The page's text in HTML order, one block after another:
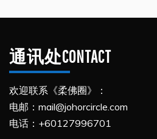
通讯处CONTACT
欢迎联系《柔佛圈》：
电邮：mail@johorcircle.com
电话：+60127996701